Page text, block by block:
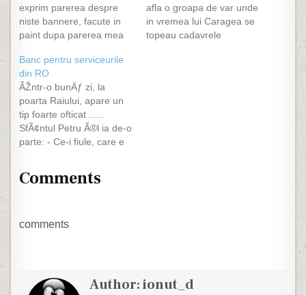
exprim parerea despre
niste bannere, facute in
paint dupa parerea mea
exceleaza, si nici pe
departe nu am vrut sa se
ajunga la ceva ca aici.
(cititi comentariile) Nu am
vrut sa se…
afla o groapa de var unde
in vremea lui Caragea se
topeau cadavrele
Banc pentru serviceurile
din RO
ÃŽntr-o bunÄƒ zi, la
poarta Raiului, apare un
tip foarte ofticat ......
SfÃ¢ntul Petru Ã®l ia de-o
parte: - Ce-i fiule, care e
mine, am 35 de ani,
cÄƒsÄƒtorit... Seara mÄƒ
Comments
comments
Author:ionut_d